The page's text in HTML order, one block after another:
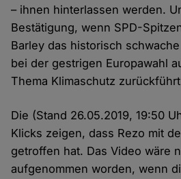
– ihnen hinterlassen werden.
Bestätigung, wenn SPD-
Barley das historisch
bei der gestrigen Europawahl
Thema Klimaschutz
Die (Stand 26.05.2019, 19:50
Klicks zeigen, dass Rezo mit
getroffen hat. Das Video wäre
aufgenommen worden, wenn